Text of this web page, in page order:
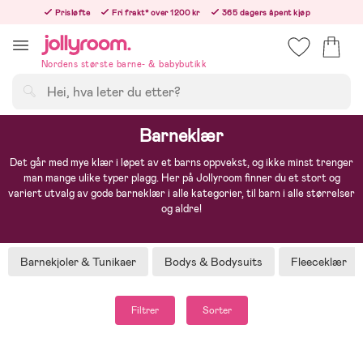
innehållet
Prisløfte Fri frakt* over 1200 kr
365 dagers åpent kjøp
Nordens største barne- & babybutikk
Barneklær
Det går med mye klær i løpet av et barns oppvekst, og ikke minst trenger
man mange ulike typer plagg. Her på Jollyroom finner du et stort og
variert utvalg av gode barneklær i alle kategorier, til barn i alle størrelser
og aldre!
Barnekjoler & Tunikaer Bodys & Bodysuits Fleeceklær
Filtrer Sorter